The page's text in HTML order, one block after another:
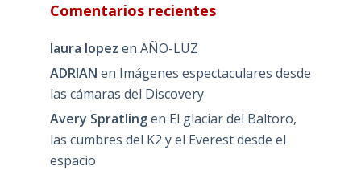
Comentarios recientes
laura lopez en AÑO-LUZ
ADRIAN en Imágenes espectaculares desde
las cámaras del Discovery
Avery Spratlingen El glaciar del Baltoro,
las cumbres del K2 y el Everest desde el
espacio